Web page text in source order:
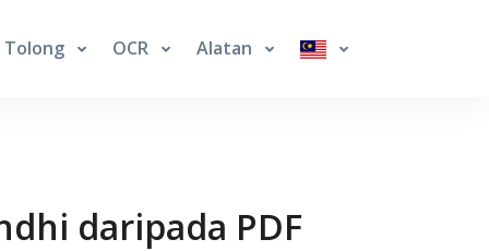
Tolong OCR Alatan
daripada PDF